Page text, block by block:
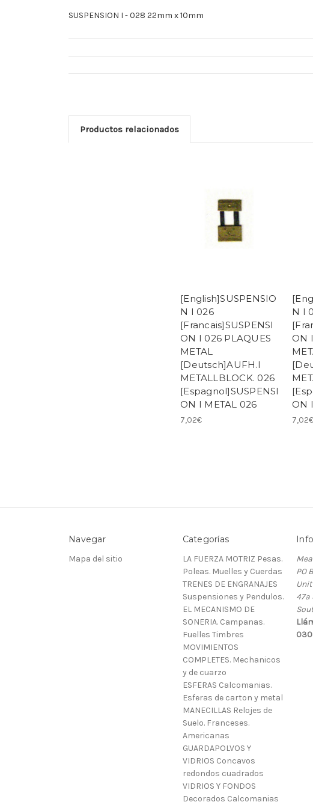
SUSPENSION I - 028 22mm x 10mm
Productos relacionados
[English]SUSPENSIO
N I 026
[Francais]SUSPENSI
ON I 026 PLAQUES
METAL
[Deutsch]AUFH.I
METALLBLOCK. 026
[Espagnol]SUSPENSI
ON I METAL 026
7,02€
N I
ON
ON
7,02€
Navegar
Mapa del sitio
Categorías
LA FUERZA MOTRIZ Pesas.
Poleas. Muelles y Cuerdas
TRENES DE ENGRANAJES
Suspensiones y Pendulos.
EL MECANISMO DE
SONERIA. Campanas.
Fuelles Timbres
MOVIMIENTOS
COMPLETES. Mechanicos
y de cuarzo
ESFERAS Calcomanias.
Esferas de carton y metal
MANECILLAS Relojes de
Suelo. Franceses.
Americanas
GUARDAPOLVOS Y
VIDRIOS Concavos
redondos cuadrados
VIDRIOS Y FONDOS
Decorados Calcomanias
PO
Unit
47a